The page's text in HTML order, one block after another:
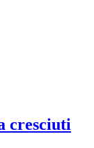
cresciuti